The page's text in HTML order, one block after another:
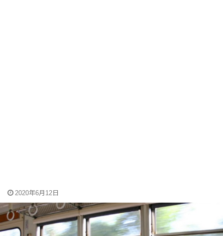
2020年6月12日